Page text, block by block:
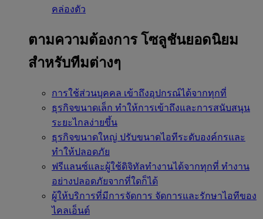
คล่องตัว
ตามความต้องการ โซลูชันยอดนิยม
สำหรับทีมต่างๆ
การใช้ส่วนบุคคล เข้าถึงอุปกรณ์ได้จากทุกที่
ธุรกิจขนาดเล็ก ทำให้การเข้าถึงและการสนับสนุน
ระยะไกลง่ายขึ้น
ธุรกิจขนาดใหญ่ ปรับขนาดไอทีระดับองค์กรและ
ทำให้ปลอดภัย
ฟรีแลนซ์และผู้ใช้ดิจิทัลทำงานได้จากทุกที่ ทำงาน
อย่างปลอดภัยจากที่ใดก็ได้
ผู้ให้บริการที่มีการจัดการ จัดการและรักษาไอทีของ
ไคลเอ็นต์